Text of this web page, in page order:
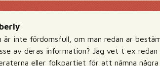
är inte fördomsfull, om man redan ar
av deras information? Jag vet t ex
eller folkpartiet för att nämna